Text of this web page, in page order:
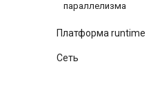
параллелизма
Платформа runtime
Сеть